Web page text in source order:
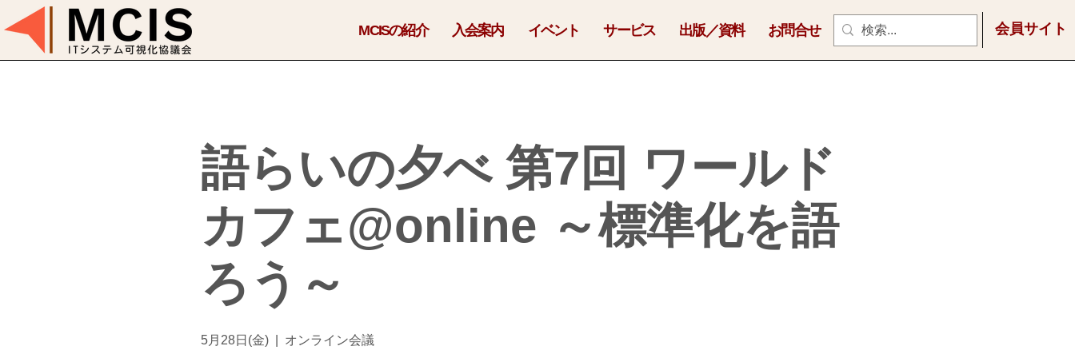
MCISの紹介 入会案内 イベント サービス 出版／資料 お問合せ 会員サイト
語らいの夕べ 第7回 ワールド
カフェ@online ～標準化を語
ろう～
5月28日(金)
  |
オンライン会議